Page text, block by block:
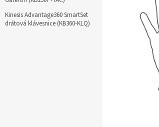
Kinesis Advantage360 SmartSet
drátová klávesnice (KB360-KLQ)